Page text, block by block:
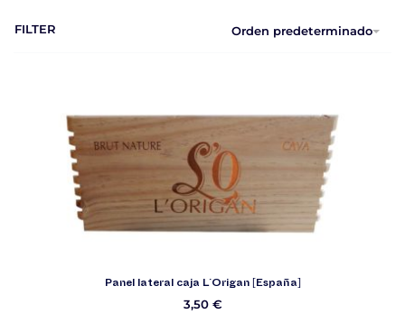
Orden predeterminado
FILTER
Panel lateral caja L´Origan [España]
3,50 €